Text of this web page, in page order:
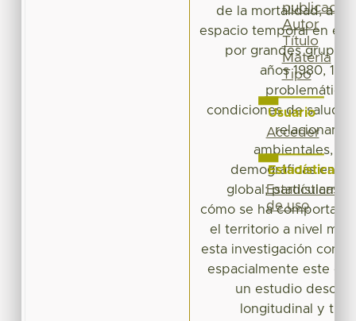
de la mortalidad, a
espacio temporal en el
por grandes grupos
años 1980,
problemática
condiciones de salud
relacionan
ambientales,
demográficas en
global;
cómo se ha
el territorio a nivel
esta investigación
espacialmente este
un estudio
longitudinal y
publicación
Autor
Título
Materia
Tipo
Usuario
Acceder
Estadísticas
Estadísticas
de uso